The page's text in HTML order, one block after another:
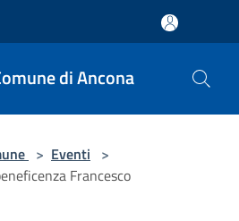
di Ancona
> Eventi >
Francesco